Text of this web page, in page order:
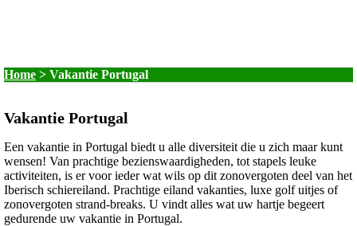
Home > Vakantie Portugal
Vakantie Portugal
Een vakantie in Portugal biedt u alle diversiteit die u zich maar kunt
wensen! Van prachtige bezienswaardigheden, tot stapels leuke
activiteiten, is er voor ieder wat wils op dit zonovergoten deel van het
Iberisch schiereiland. Prachtige eiland vakanties, luxe golf uitjes of
zonovergoten strand-breaks. U vindt alles wat uw hartje begeert
gedurende uw vakantie in Portugal.